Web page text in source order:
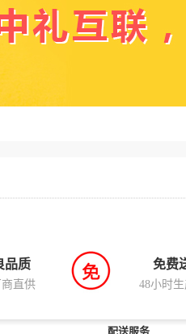
品质
直供
免费
48小时
配送服务